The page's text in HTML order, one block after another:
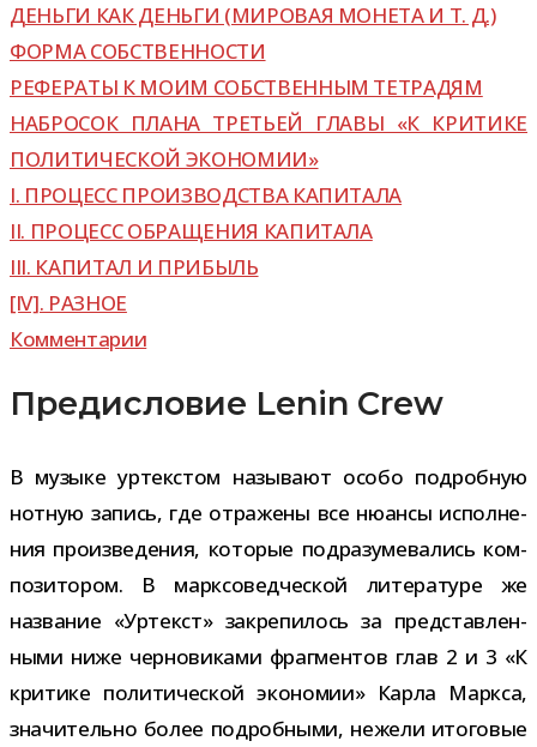
ДЕНЬГИ КАК ДЕНЬГИ (МИРОВАЯ МОНЕТА И Т. Д.)
ФОРМА СОБСТВЕННОСТИ
РЕФЕРАТЫ К МОИМ СОБСТВЕННЫМ ТЕТРАДЯМ
НАБРОСОК ПЛАНА ТРЕТЬЕЙ ГЛАВЫ «К КРИТИКЕ
ПОЛИТИЧЕСКОЙ ЭКОНОМИИ»
I. ПРОЦЕСС ПРОИЗВОДСТВА КАПИТАЛА
II. ПРОЦЕСС ОБРАЩЕНИЯ КАПИТАЛА
III. КАПИТАЛ И ПРИБЫЛЬ
[IV]. РАЗНОЕ
Комментарии
Предисловие Lenin Crew
В музыке уртек­стом назы­вают особо подроб­ную
нот­ную запись, где отра­жены все нюансы испол­не­
ния про­из­ве­де­ния, кото­рые под­ра­зу­ме­ва­лись ком­
по­зи­то­ром. В марк­со­вед­че­ской лите­ра­туре же
назва­ние «Уртекст» закре­пи­лось за пред­став­лен­
ными ниже чер­но­ви­ками фраг­мен­тов глав 2 и 3 «К
кри­тике поли­ти­че­ской эко­но­мии» Карла Маркса,
зна­чи­тельно более подроб­ными, нежели ито­го­вые